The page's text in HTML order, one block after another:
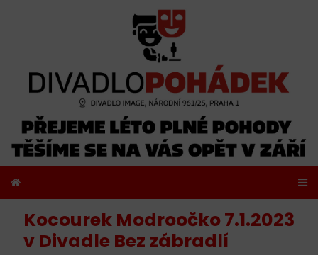
Kocourek Modroočko 7.1.2023
v Divadle Bez zábradlí